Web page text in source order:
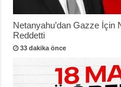
Netanyahu’dan Gazze İçin
Reddetti
33 dakika önce